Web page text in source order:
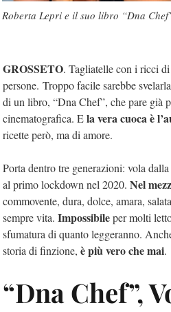
Roberta Lepri e il suo libro “Dna
GROSSETO. Tagliatelle con i ricci
persone. Troppo facile sarebbe
di un libro, “Dna Chef”, che pare già
cinematografica. Ela vera cuoca è
ricette però, ma di amore.
Porta dentro tre generazioni: vola
al primo lockdown nel 2020. Nel
commovente, dura, dolce, amara,
sempre vita. Impossibileper molti
sfumatura di quanto leggeranno.
storia di finzione, è più vero che mai.
“Dna Chef”,